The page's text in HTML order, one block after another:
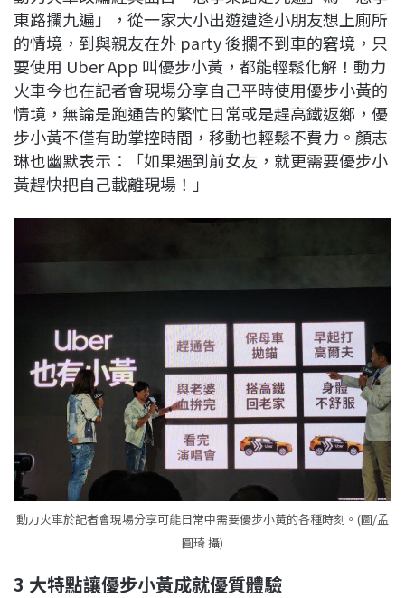
東路攔九遍」，從一家大小出遊遭逢小朋友想上廁所
的情境，到與親友在外 party 後攔不到車的窘境，只
要使用 Uber App 叫優步小黃，都能輕鬆化解！動力
火車今也在記者會現場分享自己平時使用優步小黃的
情境，無論是跑通告的繁忙日常或是趕高鐵返鄉，優
步小黃不僅有助掌控時間，移動也輕鬆不費力。顏志
琳也幽默表示：「如果遇到前女友，就更需要優步小
黃趕快把自己載離現場！」
動力火車於記者會現場分享可能日常中需要優步小黃的各種時刻。(圖/孟
圓琦 攝)
3 大特點讓優步小黃成就優質體驗